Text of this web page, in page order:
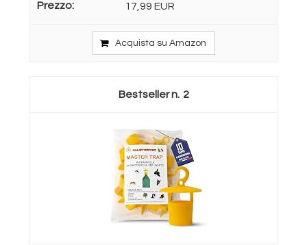
17,99 EUR
Acquista su Amazon
2